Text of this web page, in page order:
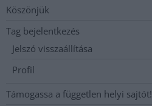
Köszönjük
Tag bejelentkezés
Jelszó visszaállítása
Profil
Támogassa a független helyi sajtót!